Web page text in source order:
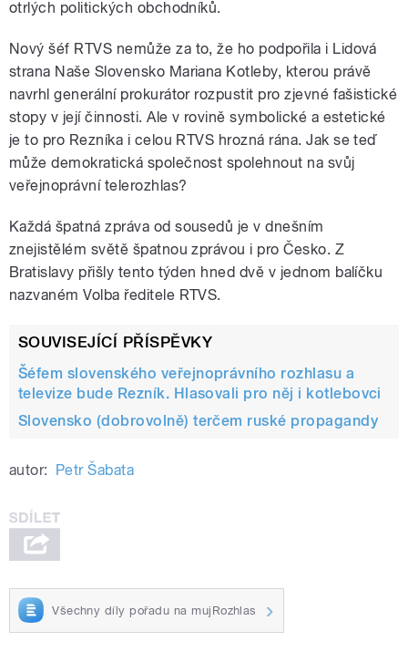
otrlých politických obchodníků.
Nový šéf RTVS nemůže za to, že ho podpořila i Lidová
strana Naše Slovensko Mariana Kotleby, kterou právě
navrhl generální prokurátor rozpustit pro zjevné fašistické
stopy v její činnosti. Ale v rovině symbolické a estetické
je to pro Rezníka i celou RTVS hrozná rána. Jak se teď
může demokratická společnost spolehnout na svůj
veřejnoprávní telerozhlas?
Každá špatná zpráva od sousedů je v dnešním
znejistělém světě špatnou zprávou i pro Česko. Z
Bratislavy přišly tento týden hned dvě v jednom balíčku
nazvaném Volba ředitele RTVS.
SOUVISEJÍCÍ PŘÍSPĚVKY
Šéfem slovenského veřejnoprávního rozhlasu a
televize bude Rezník. Hlasovali pro něj i kotlebovci
Slovensko (dobrovolně) terčem ruské propagandy
autor: Petr Šabata
Všechny díly pořadu na mujRozhlas